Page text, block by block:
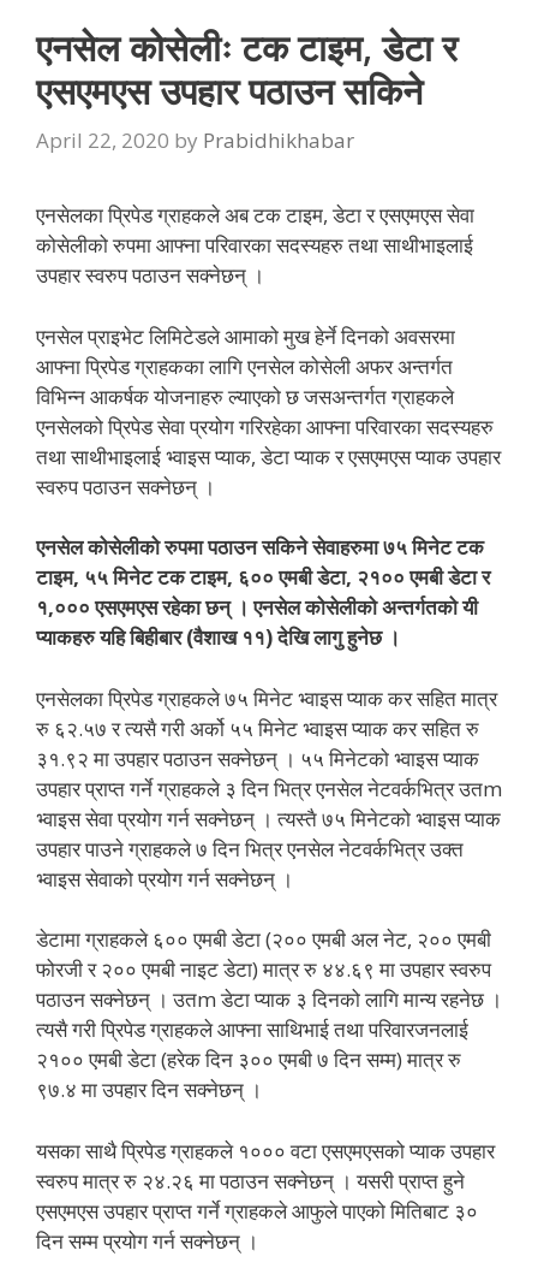
एनसेल कोसेलीः टक टाइम, डेटा र
एसएमएस उपहार पठाउन सकिने
April 22, 2020 by Prabidhikhabar
एनसेलका प्रिपेड ग्राहकले अब टक टाइम, डेटा र एसएमएस सेवा
कोसेलीको रुपमा आफ्ना परिवारका सदस्यहरु तथा साथीभाइलाई
उपहार स्वरुप पठाउन सक्नेछन् ।
एनसेल प्राइभेट लिमिटेडले आमाको मुख हेर्ने दिनको अवसरमा
आफ्ना प्रिपेड ग्राहकका लागि एनसेल कोसेली अफर अन्तर्गत
विभिन्न आकर्षक योजनाहरु ल्याएको छ जसअन्तर्गत ग्राहकले
एनसेलको प्रिपेड सेवा प्रयोग गरिरहेका आफ्ना परिवारका सदस्यहरु
तथा साथीभाइलाई भ्वाइस प्याक, डेटा प्याक र एसएमएस प्याक उपहार
स्वरुप पठाउन सक्नेछन् ।
एनसेल कोसेलीको रुपमा पठाउन सकिने सेवाहरुमा ७५ मिनेट टक
टाइम, ५५ मिनेट टक टाइम, ६०० एमबी डेटा, २१०० एमबी डेटा र
१,००० एसएमएस रहेका छन् । एनसेल कोसेलीको अन्तर्गतको यी
प्याकहरु यहि बिहीबार (वैशाख ११) देखि लागु हुनेछ ।
एनसेलका प्रिपेड ग्राहकले ७५ मिनेट भ्वाइस प्याक कर सहित मात्र
रु ६२.५७ र त्यसै गरी अर्को ५५ मिनेट भ्वाइस प्याक कर सहित रु
३१.९२ मा उपहार पठाउन सक्नेछन् । ५५ मिनेटको भ्वाइस प्याक
उपहार प्राप्त गर्ने ग्राहकले ३ दिन भित्र एनसेल नेटवर्कभित्र उतm
भ्वाइस सेवा प्रयोग गर्न सक्नेछन् । त्यस्तै ७५ मिनेटको भ्वाइस प्याक
उपहार पाउने ग्राहकले ७ दिन भित्र एनसेल नेटवर्कभित्र उक्त
भ्वाइस सेवाको प्रयोग गर्न सक्नेछन् ।
डेटामा ग्राहकले ६०० एमबी डेटा (२०० एमबी अल नेट, २०० एमबी
फोरजी र २०० एमबी नाइट डेटा) मात्र रु ४४.६९ मा उपहार स्वरुप
पठाउन सक्नेछन् । उतm डेटा प्याक ३ दिनको लागि मान्य रहनेछ ।
त्यसै गरी प्रिपेड ग्राहकले आफ्ना साथिभाई तथा परिवारजनलाई
२१०० एमबी डेटा (हरेक दिन ३०० एमबी ७ दिन सम्म) मात्र रु
९७.४ मा उपहार दिन सक्नेछन् ।
यसका साथै प्रिपेड ग्राहकले १००० वटा एसएमएसको प्याक उपहार
स्वरुप मात्र रु २४.२६ मा पठाउन सक्नेछन् । यसरी प्राप्त हुने
एसएमएस उपहार प्राप्त गर्ने ग्राहकले आफुले पाएको मितिबाट ३०
दिन सम्म प्रयोग गर्न सक्नेछन् ।